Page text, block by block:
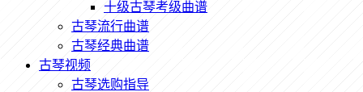
十级古琴考级曲谱
古琴流行曲谱
古琴经典曲谱
古琴视频
古琴选购指导